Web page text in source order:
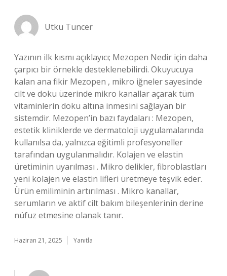
Utku Tuncer
Yazının ilk kısmı açıklayıcı; Mezopen Nedir için daha
çarpıcı bir örnekle desteklenebilirdi. Okuyucuya
kalan ana fikir Mezopen , mikro iğneler sayesinde
cilt ve doku üzerinde mikro kanallar açarak tüm
vitaminlerin doku altına inmesini sağlayan bir
sistemdir. Mezopen’in bazı faydaları : Mezopen,
estetik kliniklerde ve dermatoloji uygulamalarında
kullanılsa da, yalnızca eğitimli profesyoneller
tarafından uygulanmalıdır. Kolajen ve elastin
üretiminin uyarılması . Mikro delikler, fibroblastları
yeni kolajen ve elastin lifleri üretmeye teşvik eder.
Ürün emiliminin artırılması . Mikro kanallar,
serumların ve aktif cilt bakım bileşenlerinin derine
nüfuz etmesine olanak tanır.
Haziran 21, 2025 Yanıtla